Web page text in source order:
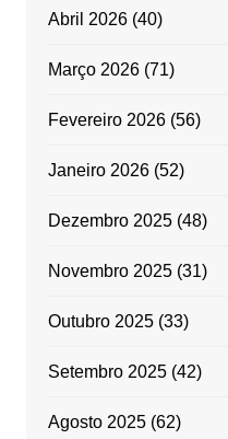
Abril 2026(40)
Março 2026(71)
Fevereiro 2026(56)
Janeiro 2026(52)
Dezembro 2025(48)
Novembro 2025(31)
Outubro 2025(33)
Setembro 2025(42)
Agosto 2025(62)